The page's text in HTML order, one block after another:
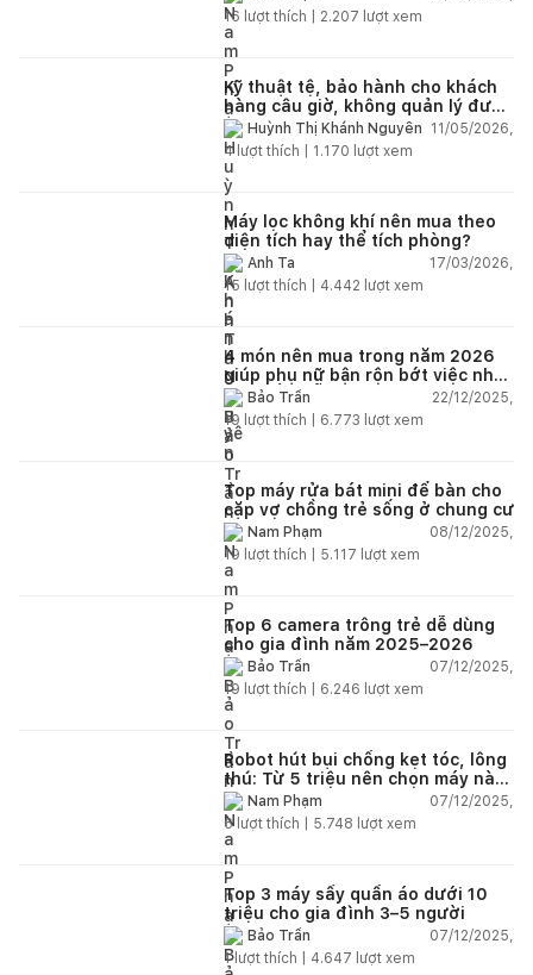
16 lượt thích | 2.207 lượt xem
Kỹ thuật tệ, bảo hành cho khách
hàng câu giờ, không quản lý được
nhân viên xây dựng của mình,
điện nhẹ, điện nước, tường quá
kém. Luôn đổ lỗi cho nhân viên.
Bảo hành quá tệ, tôi phải đợi rất
lâu mới dc bảo hành, liên hệ để
được bảo hành thì bơ khách
Huỳnh Thị Khánh Nguyên
11/05/2026,
4lượt thích | 1.170 lượt xem
Máy lọc không khí nên mua theo
diện tích hay thể tích phòng?
Anh Ta
17/03/2026,
15 lượt thích | 4.442 lượt xem
4 món nên mua trong năm 2026
giúp phụ nữ bận rộn bớt việc nhà,
nhẹ đầu mỗi ngày
Bảo Trần
22/12/2025,
19 lượt thích | 6.773 lượt xem
Top máy rửa bát mini để bàn cho
cặp vợ chồng trẻ sống ở chung cư
Nam Phạm
08/12/2025,
19 lượt thích | 5.117 lượt xem
Top 6 camera trông trẻ dễ dùng
cho gia đình năm 2025–2026
Bảo Trần
07/12/2025,
19 lượt thích | 6.246 lượt xem
Robot hút bụi chống kẹt tóc, lông
thú: Từ 5 triệu nên chọn máy nào
năm 2025–2026?
Nam Phạm
07/12/2025,
6lượt thích | 5.748 lượt xem
Top 3 máy sấy quần áo dưới 10
triệu cho gia đình 3–5 người
Bảo Trần
07/12/2025,
1lượt thích | 4.647 lượt xem